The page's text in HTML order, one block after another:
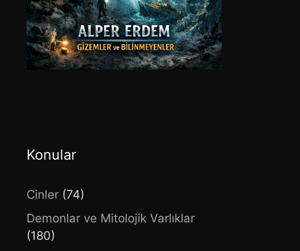
Konular
Cinler (74)
Demonlar ve Mitolojik Varlıklar
(180)